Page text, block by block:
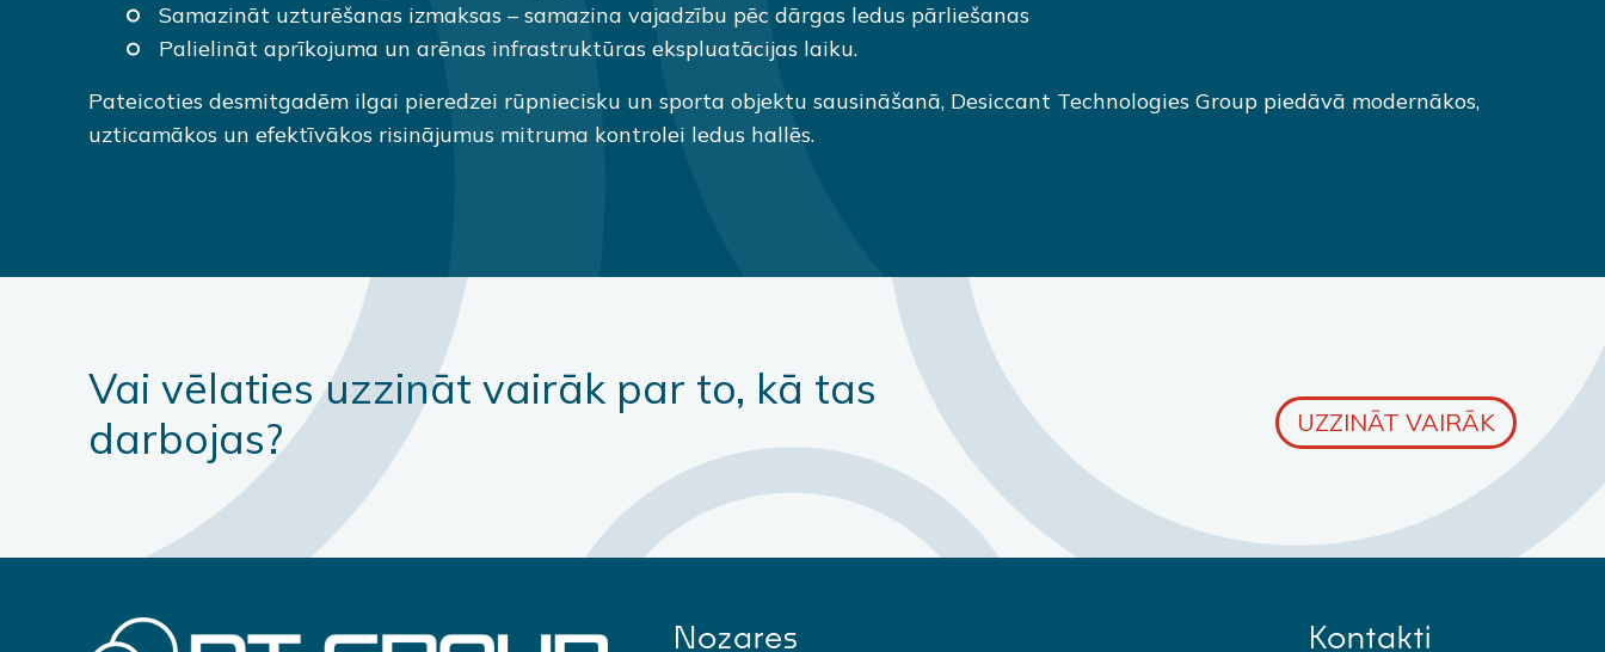
Samazināt uzturēšanas izmaksas – samazina vajadzību pēc dārgas ledus pārliešanas
Palielināt aprīkojuma un arēnas infrastruktūras ekspluatācijas laiku.
Pateicoties desmitgadēm ilgai pieredzei rūpniecisku un sporta objektu sausināšanā, Desiccant Technologies Group piedāvā modernākos,
uzticamākos un efektīvākos risinājumus mitruma kontrolei ledus hallēs.
Vai vēlaties uzzināt vairāk par to, kā tas
darbojas?
UZZINĀT VAIRĀK
Nozares Kontakti